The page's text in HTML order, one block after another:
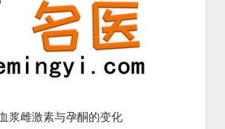
浆雌激素与孕酮的变化